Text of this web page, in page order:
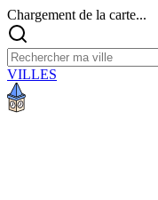
Chargement de la carte...
VILLES